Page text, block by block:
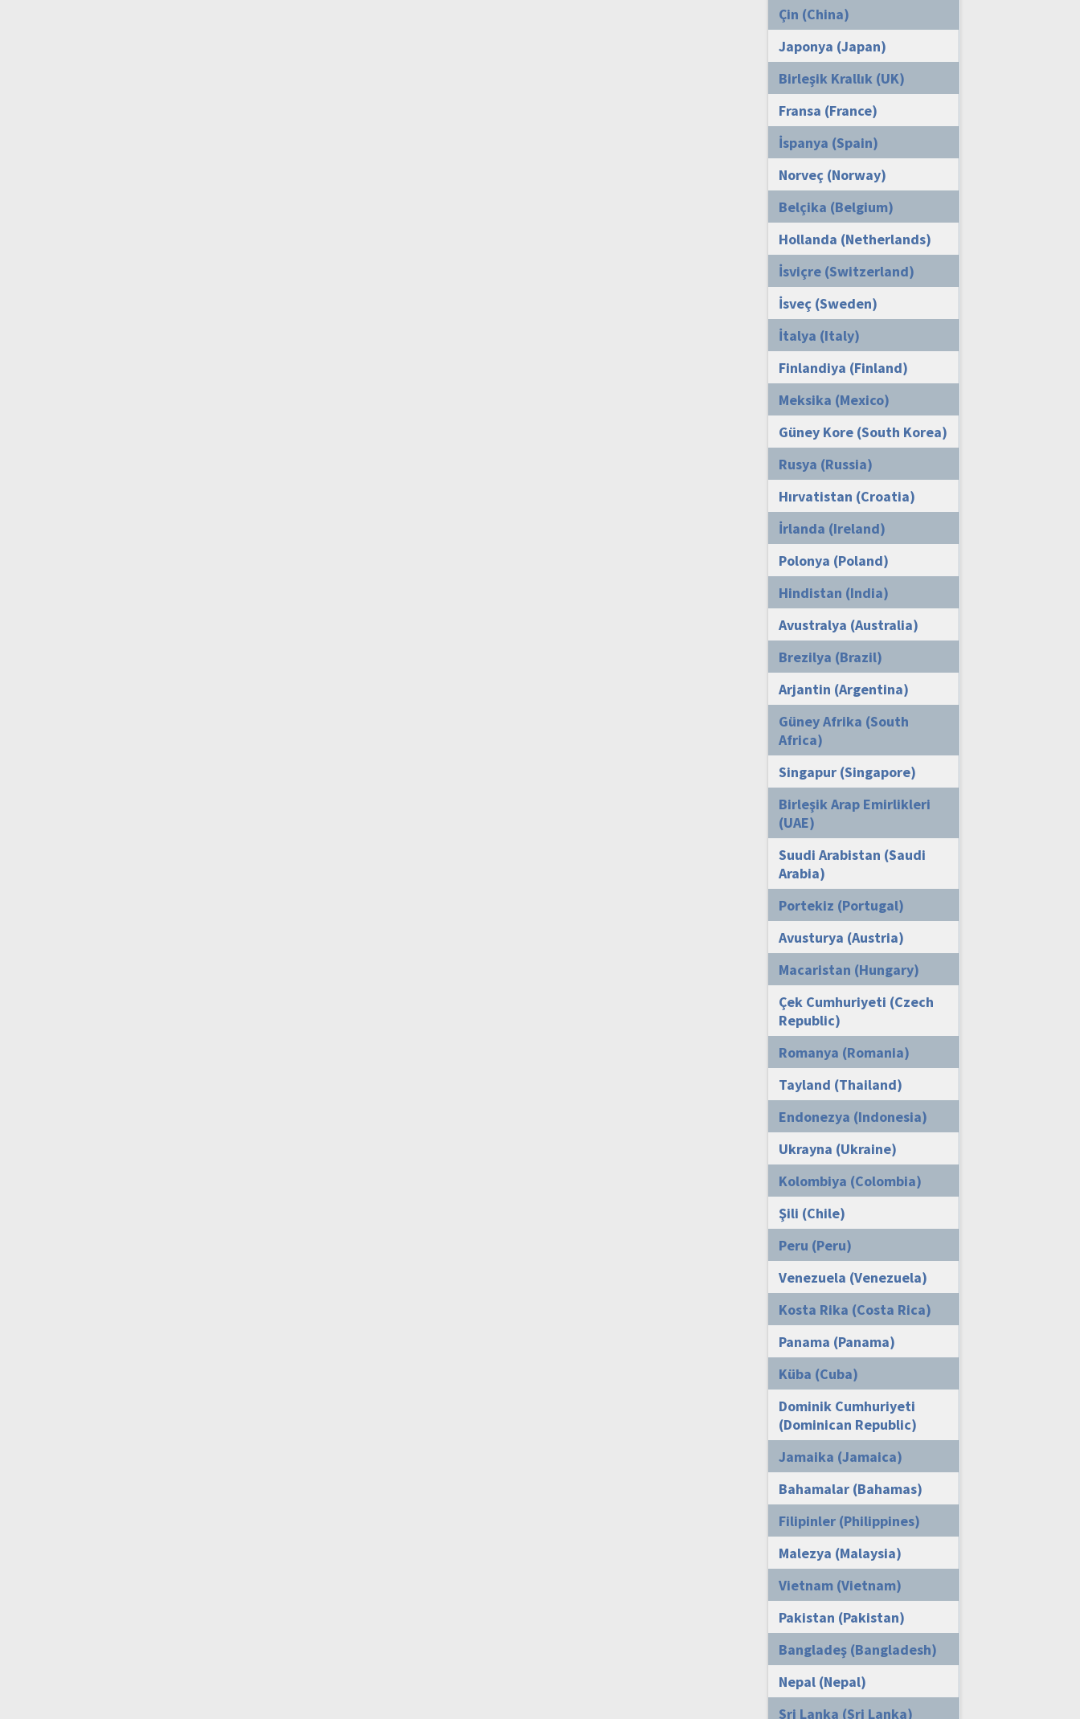
Çin (China)
Japonya (Japan)
Birleşik Krallık (UK)
Fransa (France)
İspanya (Spain)
Norveç (Norway)
Belçika (Belgium)
Hollanda (Netherlands)
İsviçre (Switzerland)
İsveç (Sweden)
İtalya (Italy)
Finlandiya (Finland)
Meksika (Mexico)
Güney Kore (South Korea)
Rusya (Russia)
Hırvatistan (Croatia)
İrlanda (Ireland)
Polonya (Poland)
Hindistan (India)
Avustralya (Australia)
Brezilya (Brazil)
Arjantin (Argentina)
Güney Afrika (South
Africa)
Singapur (Singapore)
Birleşik Arap Emirlikleri
(UAE)
Suudi Arabistan (Saudi
Arabia)
Portekiz (Portugal)
Avusturya (Austria)
Macaristan (Hungary)
Çek Cumhuriyeti (Czech
Republic)
Romanya (Romania)
Tayland (Thailand)
Endonezya (Indonesia)
Ukrayna (Ukraine)
Kolombiya (Colombia)
Şili (Chile)
Peru (Peru)
Venezuela (Venezuela)
Kosta Rika (Costa Rica)
Panama (Panama)
Küba (Cuba)
Dominik Cumhuriyeti
(Dominican Republic)
Jamaika (Jamaica)
Bahamalar (Bahamas)
Filipinler (Philippines)
Malezya (Malaysia)
Vietnam (Vietnam)
Pakistan (Pakistan)
Bangladeş (Bangladesh)
Nepal (Nepal)
Sri Lanka (Sri Lanka)